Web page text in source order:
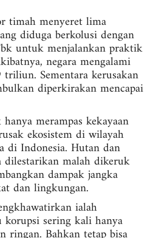
timah menyeret lima
diduga berkolusi dengan
untuk menjalankan praktik
negara mengalami
Sementara kerusakan
diperkirakan mencapai
merampas kekayaan
ekosistem di wilayah
di Indonesia. Hutan dan
dilestarikan malah dikeruk
dampak jangka
dan lingkungan.
ialah
korupsi sering kali hanya